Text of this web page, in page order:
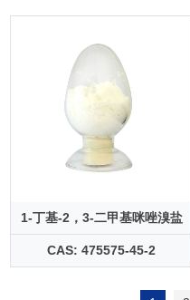
1-丁基-2，3-二甲基咪唑溴盐
CAS: 475575-45-2